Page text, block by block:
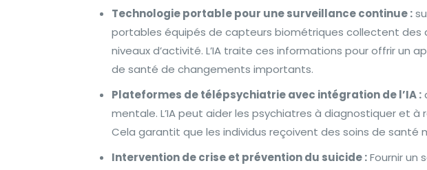
Technologie portable pour une surveillance continue :
portables équipés de capteurs biométriques collectent des
niveaux d’activité. L’IA traite ces informations pour offrir
de santé de changements importants.
Plateformes de télépsychiatrie avec intégration de l’IA :
mentale. L’IA peut aider les psychiatres à diagnostiquer et
Cela garantit que les individus reçoivent des soins de
Intervention de crise et prévention du suicide :Fournir un